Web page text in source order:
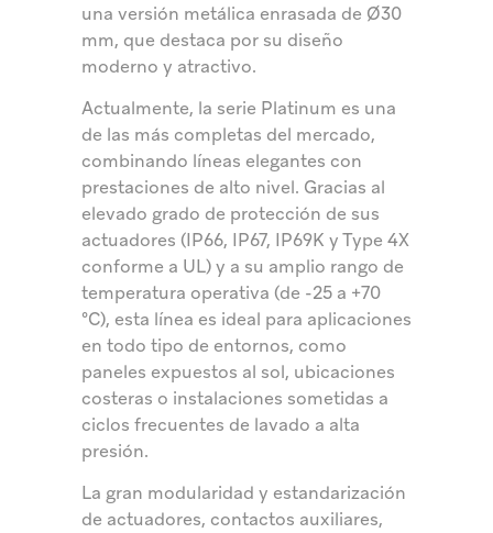
una versión metálica enrasada de Ø30
mm, que destaca por su diseño
moderno y atractivo.
Actualmente, la serie Platinum es una
de las más completas del mercado,
combinando líneas elegantes con
prestaciones de alto nivel. Gracias al
elevado grado de protección de sus
actuadores (IP66, IP67, IP69K y Type 4X
conforme a UL) y a su amplio rango de
temperatura operativa (de -25 a +70
°C), esta línea es ideal para aplicaciones
en todo tipo de entornos, como
paneles expuestos al sol, ubicaciones
costeras o instalaciones sometidas a
ciclos frecuentes de lavado a alta
presión.
La gran modularidad y estandarización
de actuadores, contactos auxiliares,